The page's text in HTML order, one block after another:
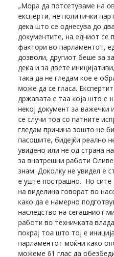
„Мора да потсетуваме на
експерти, не политички
дека што се однесува до
документите, на едниот се
фактори во парламентот,
дозволи, другиот беше за
дека и за двете
така да не гледам кое е
може да се гласа.
државата е таа која што е
некој документ за важечки
се случи тоа со патните
гледам причина зошто не
пасошите, бидејќи реално
увидено или не од страна
за внатрешни работи
знам. Доколку не увидел е
е уште пострашно. Но сите
на виделина говорат во
како да е намерно
наследство на сегашниот
работи во техничката
покрај тоа што тој е
парламентот моќни како
можеме 61 глас да